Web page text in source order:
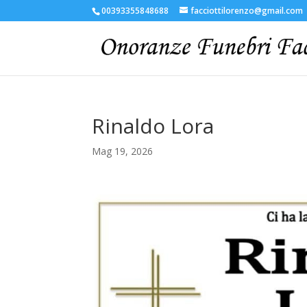
00393355848688 facciottilorenzo@gmail.com
Rinaldo Lora
Mag 19, 2026